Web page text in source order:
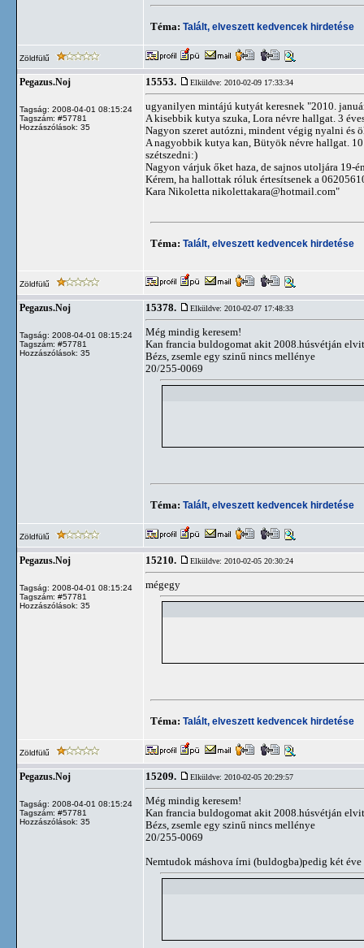
Téma: Talált, elveszett kedvencek hirdetése
Zöldfülű
Pegazus.Noj
Tagság: 2008-04-01 08:15:24
Tagszám: #57781
Hozzászólások: 35
15553. Elküldve: 2010-02-09 17:33:34
ugyanilyen mintájú kutyát keresnek "2010.
A kisebbik kutya szuka, Lora névre hallgat. 3
Nagyon szeret autózni, mindent végig nyalni és
A nagyobbik kutya kan, Bütyök névre hallgat.
szétszedni:)
Nagyon várjuk őket haza, de sajnos utoljára 19-
Kérem, ha hallottak róluk értesítsenek a
Kara Nikoletta nikolettakara@hotmail.com"
Téma: Talált, elveszett kedvencek hirdetése
Zöldfülű
Pegazus.Noj
Tagság: 2008-04-01 08:15:24
Tagszám: #57781
Hozzászólások: 35
15378. Elküldve: 2010-02-07 17:48:33
Még mindig keresem!
Kan francia buldogomat akit 2008.húsvétján
Bézs, zsemle egy szinű nincs mellénye
20/255-0069
Téma: Talált, elveszett kedvencek hirdetése
Zöldfülű
Pegazus.Noj
Tagság: 2008-04-01 08:15:24
Tagszám: #57781
Hozzászólások: 35
15210. Elküldve: 2010-02-05 20:30:24
mégegy
Téma: Talált, elveszett kedvencek hirdetése
Zöldfülű
Pegazus.Noj
Tagság: 2008-04-01 08:15:24
Tagszám: #57781
Hozzászólások: 35
15209. Elküldve: 2010-02-05 20:29:57
Még mindig keresem!
Kan francia buldogomat akit 2008.húsvétján
Bézs, zsemle egy szinű nincs mellénye
20/255-0069
Nemtudok máshova írni (buldogba)pedig két